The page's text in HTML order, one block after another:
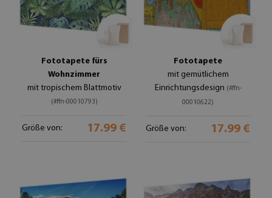
Fototapete fürs
Wohnzimmer
mit tropischem Blattmotiv
(#ffn-00010793)
Größe von: 17.99 €
Fototapete
mit gemütlichem
Einrichtungsdesign (#ffn-
00010622)
Größe von: 17.99 €